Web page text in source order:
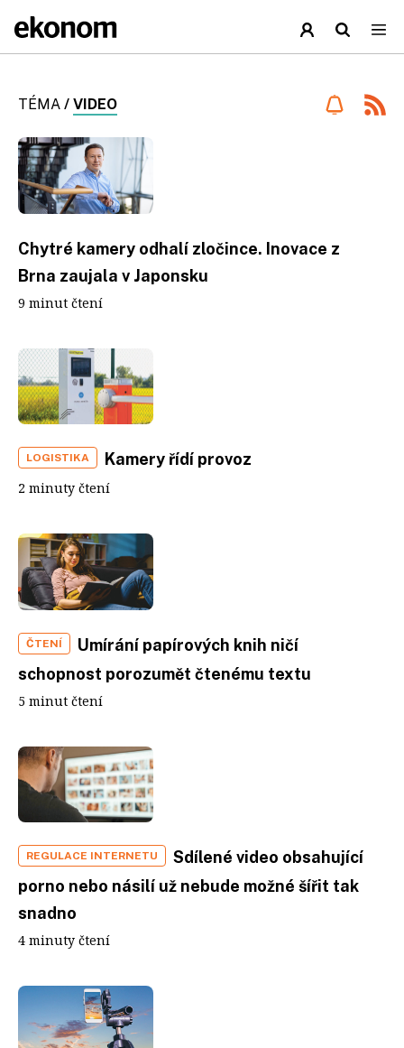
TÉMA / VIDEO
Chytré kamery odhalí zločince. Inovace z
Brna zaujala v Japonsku
9 minut čtení
LOGISTIKA Kamery řídí provoz
2 minuty čtení
ČTENÍ
Umírání papírových knih ničí
schopnost porozumět čtenému textu
5 minut čtení
REGULACE INTERNETU
Sdílené video obsahující
porno nebo násilí už nebude možné šířit tak
snadno
4 minuty čtení